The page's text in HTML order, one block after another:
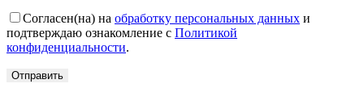
Согласен(на) на обработку персональных данных и
подтверждаю ознакомление с Политикой
конфиденциальности.